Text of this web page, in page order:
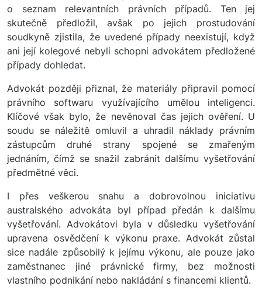
o seznam relevantních právních případů. Ten jej
skutečně předložil, avšak po jejich prostudování
soudkyně zjistila, že uvedené případy neexistují, když
ani její kolegové nebyli schopni advokátem předložené
případy dohledat.
Advokát později přiznal, že materiály připravil pomocí
právního softwaru využívajícího umělou inteligenci.
Klíčové však bylo, že nevěnoval čas jejich ověření. U
soudu se náležitě omluvil a uhradil náklady právním
zástupcům druhé strany spojené se zmařeným
jednáním, čímž se snažil zabránit dalšímu vyšetřování
předmětné věci.
I přes veškerou snahu a dobrovolnou iniciativu
australského advokáta byl případ předán k dalšímu
vyšetřování. Advokátovi byla v důsledku vyšetřování
upravena osvědčení k výkonu praxe. Advokát zůstal
sice nadále způsobilý k jejímu výkonu, ale pouze jako
zaměstnanec jiné právnické firmy, bez možnosti
vlastního podnikání nebo nakládání s financemi klientů.